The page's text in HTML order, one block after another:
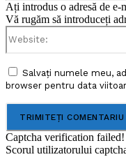
Ați introdus o adresă de e-
Vă rugăm să introduceți
Salvați numele meu,
browser pentru data
Captcha verification failed!
Scorul utilizatorului